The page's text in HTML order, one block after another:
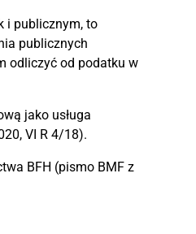
i publicznym, to
publicznych
odliczyć od podatku w
jako usługa
VI R 4/18).
BFH (pismo BMF z